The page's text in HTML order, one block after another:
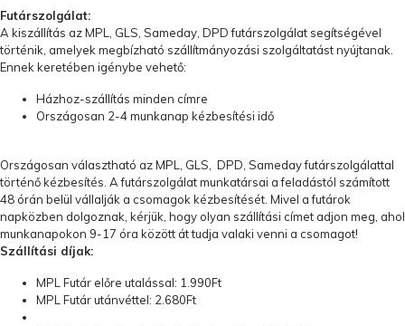
Futárszolgálat:
A kiszállítás az MPL, GLS, Sameday, DPD futárszolgálat segítségével
történik, amelyek megbízható szállítmányozási szolgáltatást nyújtanak.
Ennek keretében igénybe vehető:
Házhoz-szállítás minden címre
Országosan 2-4 munkanap kézbesítési idő
Országosan választható az MPL, GLS, DPD, Sameday futárszolgálattal
történő kézbesítés. A futárszolgálat munkatársai a feladástól számított
48 órán belül vállalják a csomagok kézbesítését. Mivel a futárok
napközben dolgoznak, kérjük, hogy olyan szállítási címet adjon meg, ahol
munkanapokon 9-17 óra között át tudja valaki venni a csomagot!
Szállítási díjak:
MPL Futár előre utalással: 1.990Ft
MPL Futár utánvéttel: 2.680Ft